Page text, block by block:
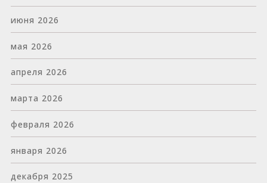
июня 2026
мая 2026
апреля 2026
марта 2026
февраля 2026
января 2026
декабря 2025